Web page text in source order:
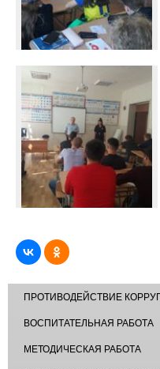
ПРОТИВОДЕЙСТВИЕ
ВОСПИТАТЕЛЬНАЯ РАБОТА
МЕТОДИЧЕСКАЯ РАБОТА